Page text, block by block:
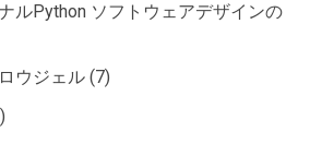
ルPython ソフトウェアデザインの
ウジェル (7)